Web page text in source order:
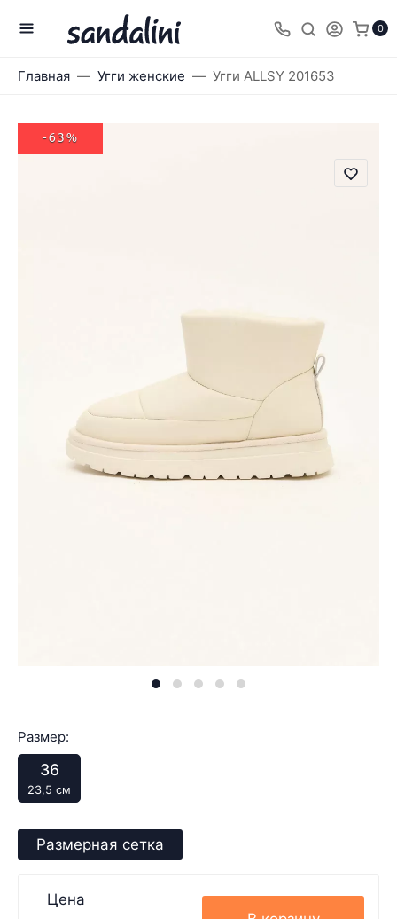
0
Главная Угги женские Угги ALLSY 201653
-63%
Размер:
36
23,5 см
Размерная сетка
Цена